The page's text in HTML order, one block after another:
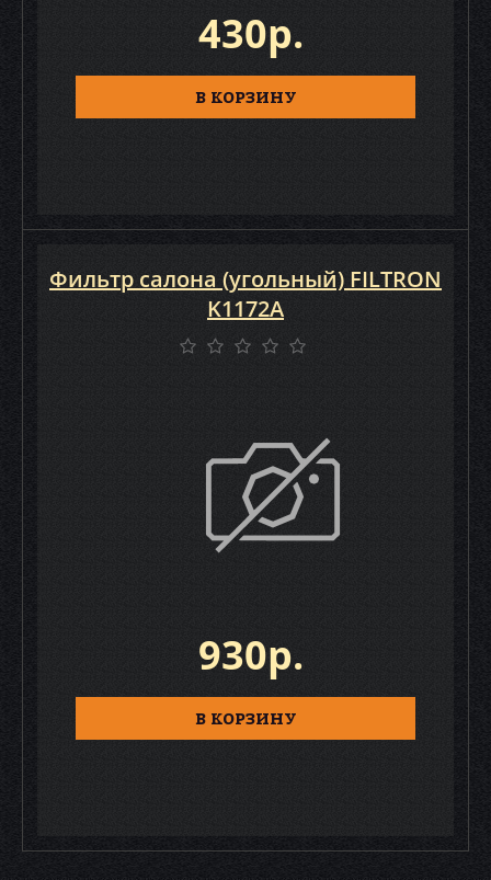
430р.
В КОРЗИНУ
Фильтр салона (угольный) FILTRON
K1172A
930р.
В КОРЗИНУ